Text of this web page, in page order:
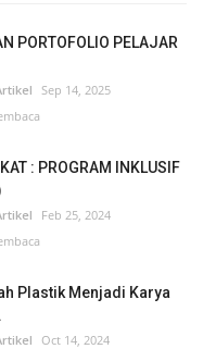
PORTOFOLIO PELAJAR
Sep 14, 2025
: PROGRAM INKLUSIF
Feb 25, 2024
Plastik Menjadi Karya
Oct 14, 2024